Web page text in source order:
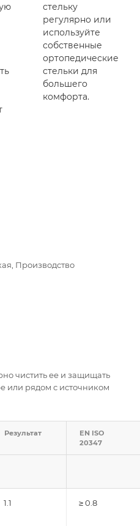
стельку
регулярно или
используйте
собственные
ортопедические
стельки для
большего
комфорта.
Производство
чистить ее и защищать
или рядом с источником
Результат
EN ISO
20347
1.1 ≥ 0.8